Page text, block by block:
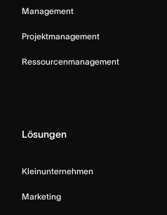
Management
Projektmanagement
Ressourcenmanagement
Lösungen
Kleinunternehmen
Marketing